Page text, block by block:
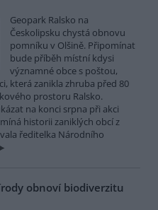
Geopark Ralsko na
Českolipsku chystá obnovu
pomníku v Olšině. Připomínat
bude příběh místní kdysi
významné obce s poštou,
která zanikla zhruba před 80
prostoru Ralsko.
na konci srpna při akci
historii zaniklých obcí z
ředitelka Národního
obnoví biodiverzitu